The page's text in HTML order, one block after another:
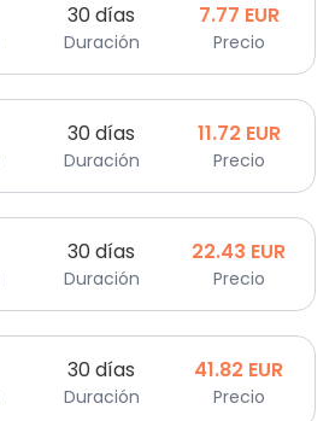
30 días
Duración
7.77 EUR
Precio
30 días
Duración
11.72 EUR
Precio
30 días
Duración
22.43 EUR
Precio
30 días
Duración
41.82 EUR
Precio